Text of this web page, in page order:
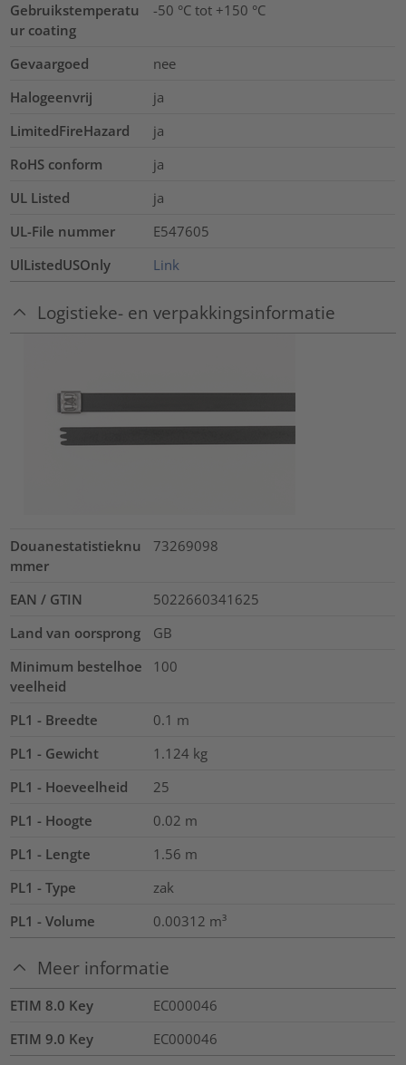
Gebruikstemperatu
ur coating
-50 °C tot +150 °C
Gevaargoed
nee
Halogeenvrij
ja
LimitedFireHazard
ja
RoHS conform
ja
UL Listed
ja
UL-File nummer
E547605
UlListedUSOnly
Link
Logistieke- en verpakkingsinformatie
Douanestatistieknu
mmer
73269098
EAN / GTIN
5022660341625
Land van oorsprong
GB
Minimum bestelhoe
veelheid
100
PL1 - Breedte 0.1 m
PL1 - Gewicht
1.124 kg
PL1 - Hoeveelheid
25
PL1 - Hoogte
0.02 m
PL1 - Lengte
1.56 m
PL1 - Type
zak
PL1 - Volume
0.00312 m³
Meer informatie
ETIM 8.0 Key
EC000046
ETIM 9.0 Key
EC000046